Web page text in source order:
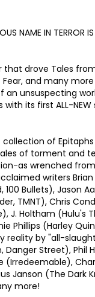
NAME IN TERROR
that drove Tales
Fear, and many
an unsuspecting
with its first ALL-
of
of torment and
as wrenched
writers Brian
Bullets), Jason
TMNT), Chris
J. Holtham (Hulu's
Phillips (Harley
reality by "all-
Danger Street), Phil
(Irredeemable),
Janson (The Dark
more!